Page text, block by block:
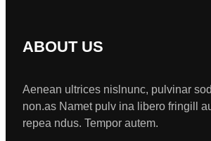
ABOUT US
Aenean ultrices nislnunc, pulvinar
non.as Namet pulv ina libero fringill
repea ndus. Tempor autem.